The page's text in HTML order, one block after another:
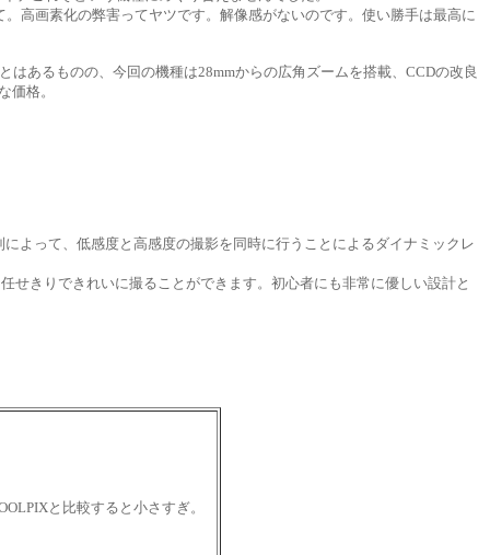
高画素化の弊害ってヤツです。解像感がないのです。使い勝手は最高に
あるものの、今回の機種は28mmからの広角ズームを搭載、CCDの改良
価格。
よって、低感度と高感度の撮影を同時に行うことによるダイナミックレ
せきりできれいに撮ることができます。初心者にも非常に優しい設計と
と比較すると小さすぎ。